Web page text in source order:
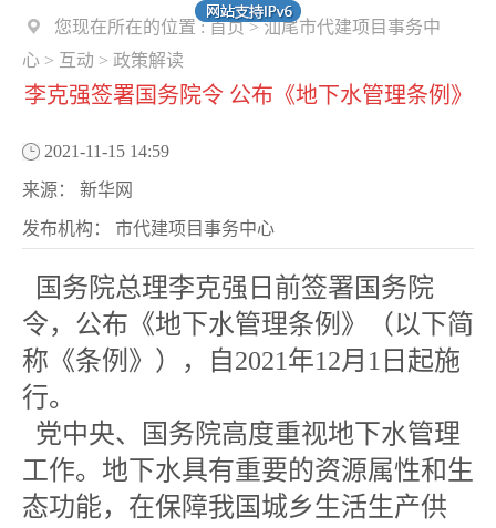
您现在所在的位置 :首页>汕尾市代建项目事务中
心 > 互动 > 政策解读
李克强签署国务院令 公布《地下水管理条例》
2021-11-15 14:59
来源： 新华网
发布机构： 市代建项目事务中心
国务院总理李克强日前签署国务院
令，公布《地下水管理条例》（以下简
称《条例》），自2021年12月1日起施
行。
党中央、国务院高度重视地下水管理
工作。地下水具有重要的资源属性和生
态功能，在保障我国城乡生活生产供